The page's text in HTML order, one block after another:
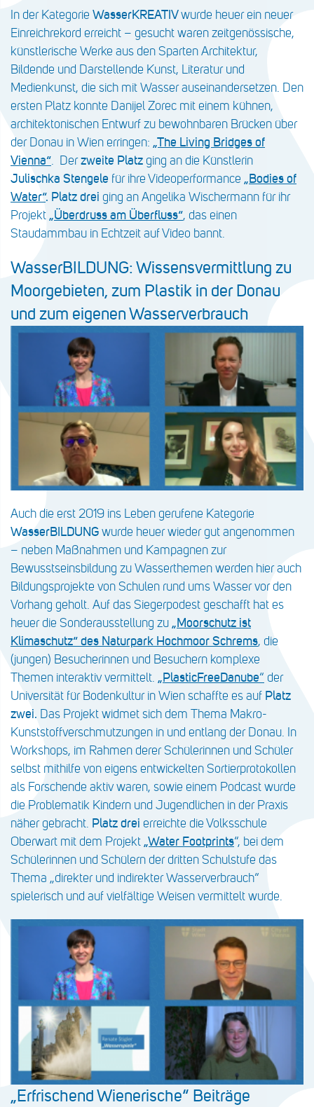
In der Kategorie WasserKREATIVwurde heuer ein neuer
Einreichrekord erreicht – gesucht waren zeitgenössische,
künstlerische Werke aus den Sparten Architektur,
Bildende und Darstellende Kunst, Literatur und
Medienkunst, die sich mit Wasser auseinandersetzen. Den
ersten Platz konnte Danijel Zorec mit einem kühnen,
architektonischen Entwurf zu bewohnbaren Brücken über
der Donau in Wien erringen: „The Living Bridges of
Vienna“. Derzweite Platz ging an die Künstlerin
Julischka Stengele für ihre Videoperformance „Bodies of
Water“. Platz drei ging an Angelika Wischermann für ihr
Projekt„Überdruss am Überfluss“, das einen
Staudammbau in Echtzeit auf Video bannt.
WasserBILDUNG: Wissensvermittlung zu
Moorgebieten, zum Plastik in der Donau
und zum eigenen Wasserverbrauch
Auch die erst 2019 ins Leben gerufene Kategorie
WasserBILDUNGwurde heuer wieder gut angenommen
– neben Maßnahmen und Kampagnen zur
Bewusstseinsbildung zu Wasserthemen werden hier auch
Bildungsprojekte von Schulen rund ums Wasser vor den
Vorhang geholt. Auf das Siegerpodest geschafft hat es
heuer die Sonderausstellung zu„Moorschutz ist
Klimaschutz“ des Naturpark Hochmoor Schrems, die
(jungen) Besucherinnen und Besuchern komplexe
Themen interaktiv vermittelt. „PlasticFreeDanube“ der
Universität für Bodenkultur in Wien schaffte es auf Platz
zwei. Das Projekt widmet sich dem Thema Makro-
Kunststoffverschmutzungen in und entlang der Donau. In
Workshops, im Rahmen derer Schülerinnen und Schüler
selbst mithilfe von eigens entwickelten Sortierprotokollen
als Forschende aktiv waren, sowie einem Podcast wurde
die Problematik Kindern und Jugendlichen in der Praxis
näher gebracht. Platz drei erreichte die Volksschule
Oberwart mit dem Projekt„Water Footprints“, bei dem
Schülerinnen und Schülern der dritten Schulstufe das
Thema „direkter und indirekter Wasserverbrauch“
spielerisch und auf vielfältige Weisen vermittelt wurde.
„Erfrischend Wienerische“ Beiträge